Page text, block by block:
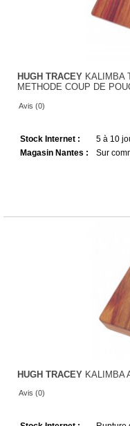
HUGH TRACEY KALIMBA
METHODE COUP DE
Avis (0)
Stock Internet :
5 à 10
Magasin Nantes :
Sur
HUGH TRACEY KALIMBA
Avis (0)